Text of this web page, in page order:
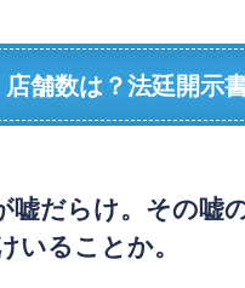
舗数は？法廷開示
嘘だらけ。その嘘
いることか。